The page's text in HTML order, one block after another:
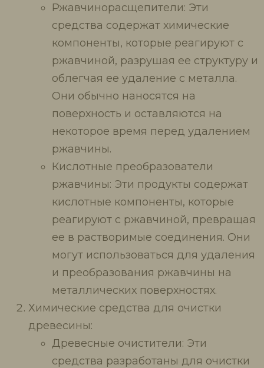
Ржавчинорасщепители: Эти
средства содержат химические
компоненты, которые реагируют с
ржавчиной, разрушая ее структуру и
облегчая ее удаление с металла.
Они обычно наносятся на
поверхность и оставляются на
некоторое время перед удалением
ржавчины.
Кислотные преобразователи
ржавчины: Эти продукты содержат
кислотные компоненты, которые
реагируют с ржавчиной, превращая
ее в растворимые соединения. Они
могут использоваться для удаления
и преобразования ржавчины на
металлических поверхностях.
Химические средства для очистки
древесины:
Древесные очистители: Эти
средства разработаны для очистки